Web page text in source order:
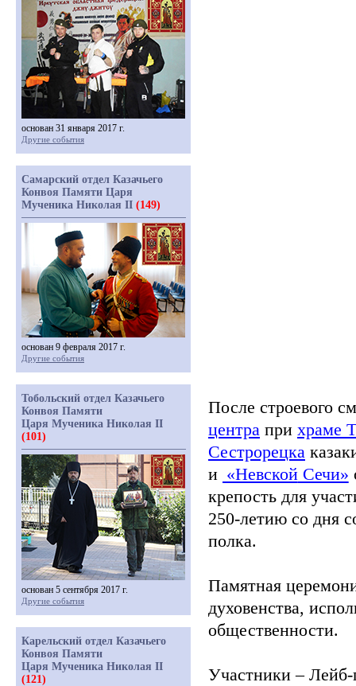
После строевого
центра при храме
Сестрорецка
и «НевскойСечи»
крепость для
250-летию со дня
полка.
Памятная
духовенства,
общественности.
Участники – Лейб-
основан 31 января 2017 г.
Другие события
Самарский отдел Казачьего
Конвоя Памяти Царя
Мученика Николая II (149)
основан 9 февраля 2017 г.
Другие события
Тобольский отдел Казачьего
Конвоя Памяти
Царя Мученика Николая II
(101)
основан 5 сентября 2017 г.
Другие события
Карельский отдел Казачьего
Конвоя Памяти
Царя Мученика Николая II
(121)